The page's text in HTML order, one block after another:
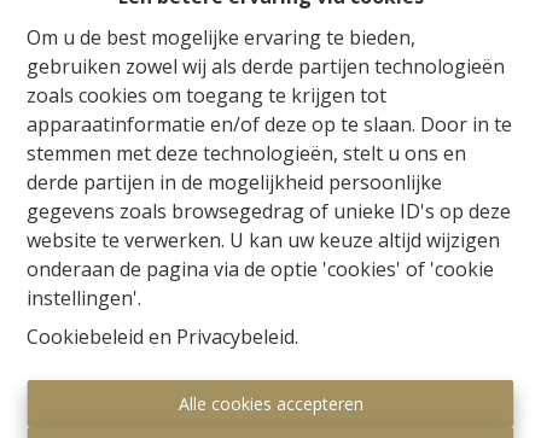
Om u de best mogelijke ervaring te bieden,
gebruiken zowel wij als derde partijen technologieën
zoals cookies om toegang te krijgen tot
apparaatinformatie en/of deze op te slaan. Door in te
stemmen met deze technologieën, stelt u ons en
derde partijen in de mogelijkheid persoonlijke
gegevens zoals browsegedrag of unieke ID's op deze
website te verwerken. U kan uw keuze altijd wijzigen
onderaan de pagina via de optie 'cookies' of 'cookie
instellingen'.
Cookiebeleid en Privacybeleid.
Alle cookies accepteren
Millennium Vastgoed